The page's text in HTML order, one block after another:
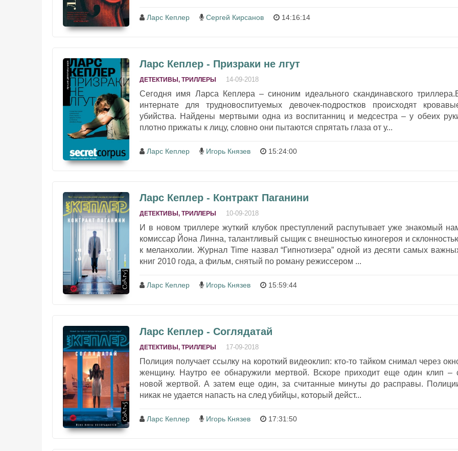
Ларс Кеплер Сергей Кирсанов 14:16:14
Ларс Кеплер - Призраки не лгут
ДЕТЕКТИВЫ, ТРИЛЛЕРЫ 14-09-2018
Сегодня имя Ларса Кеплера – синоним идеального скандинавского
интернате для трудновоспитуемых девочек-подростков происходят
убийства. Найдены мертвыми одна из воспитанниц и медсестра – у обеих
плотно прижаты к лицу, словно они пытаются спрятать глаза от у...
Ларс Кеплер Игорь Князев 15:24:00
Ларс Кеплер - Контракт Паганини
ДЕТЕКТИВЫ, ТРИЛЛЕРЫ 10-09-2018
И в новом триллере жуткий клубок преступлений распутывает уже знакомый
комиссар Йона Линна, талантливый сыщик с внешностью киногероя и
к меланхолии. Журнал Time назвал “Гипнотизера” одной из десяти самых
книг 2010 года, а фильм, снятый по роману режиссером ...
Ларс Кеплер Игорь Князев 15:59:44
Ларс Кеплер - Соглядатай
ДЕТЕКТИВЫ, ТРИЛЛЕРЫ 17-09-2018
Полиция получает ссылку на короткий видеоклип: кто-то тайком снимал через
женщину. Наутро ее обнаружили мертвой. Вскоре приходит еще один клип –
новой жертвой. А затем еще один, за считанные минуты до расправы.
никак не удается напасть на след убийцы, который дейст...
Ларс Кеплер Игорь Князев 17:31:50